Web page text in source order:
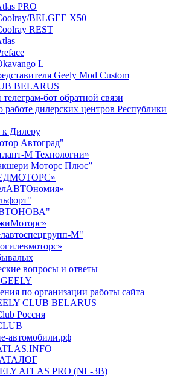
PRO
BELGEE X50
REST
L
Geely Mod Custom
BELARUS
бот обратной связи
дилерских центров Республики
Дилеру
Автоград"
М Технологии»
Моторс Плюс”
М"
вопросы и ответы
по организации работы сайта
CLUB BELARUS
Россия
автомобили.рф
ATLAS PRO (NL-3B)